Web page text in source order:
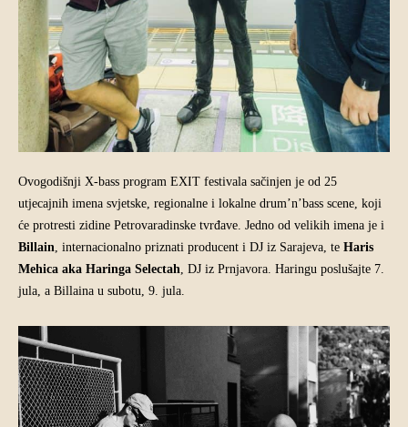
Ovogodišnji X-bass program EXIT festivala sačinjen je od 25
utjecajnih imena svjetske, regionalne i lokalne drum’n’bass scene, koji
će protresti zidine Petrovaradinske tvrđave. Jedno od velikih imena je i
Billain, internacionalno priznati producent i DJ iz Sarajeva, te Haris
Mehica aka Haringa Selectah, DJ iz Prnjavora. Haringu poslušajte 7.
jula, a Billaina u subotu, 9. jula.